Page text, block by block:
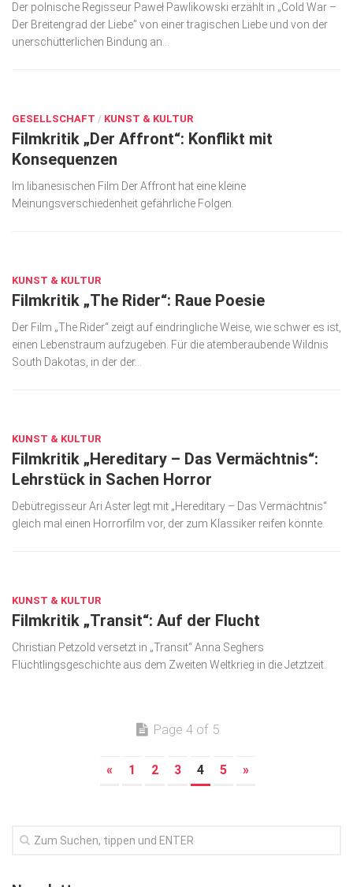
Der polnische Regisseur Paweł Pawlikowski erzählt in „Cold War –
Der Breitengrad der Liebe” von einer tragischen Liebe und von der
unerschütterlichen Bindung an...
GESELLSCHAFT / KUNST & KULTUR
Filmkritik „Der Affront“: Konflikt mit
Konsequenzen
Im libanesischen Film Der Affront hat eine kleine
Meinungsverschiedenheit gefährliche Folgen.
KUNST & KULTUR
Filmkritik „The Rider“: Raue Poesie
Der Film „The Rider“ zeigt auf eindringliche Weise, wie schwer es ist,
einen Lebenstraum aufzugeben. Für die atemberaubende Wildnis
South Dakotas, in der der...
KUNST & KULTUR
Filmkritik „Hereditary – Das Vermächtnis“:
Lehrstück in Sachen Horror
Debütregisseur Ari Aster legt mit „Hereditary – Das Vermächtnis“
gleich mal einen Horrorfilm vor, der zum Klassiker reifen könnte.
KUNST & KULTUR
Filmkritik „Transit“: Auf der Flucht
Christian Petzold versetzt in „Transit“ Anna Seghers
Flüchtlingsgeschichte aus dem Zweiten Weltkrieg in die Jetztzeit.
Page 4 of 5
« 1 2 3 4 5 »